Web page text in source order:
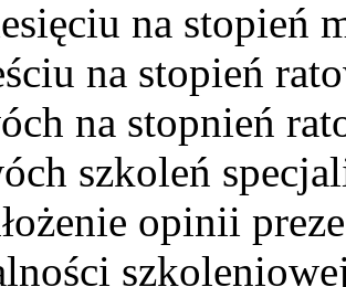
na stopień
na stopień
na stopnień
szkoleń
opinii